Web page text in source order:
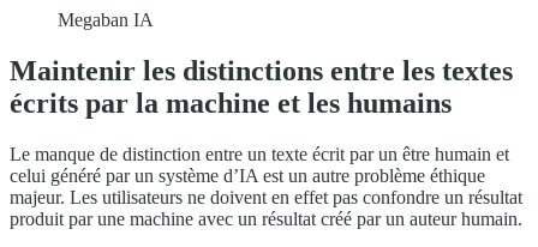
Megaban IA
Maintenir les distinctions entre les textes
écrits par la machine et les humains
Le manque de distinction entre un texte écrit par un être humain et
celui généré par un système d’IA est un autre problème éthique
majeur. Les utilisateurs ne doivent en effet pas confondre un résultat
produit par une machine avec un résultat créé par un auteur humain.